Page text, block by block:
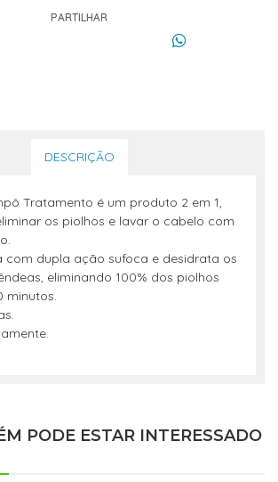
PARTILHAR
DESCRIÇÃO
Tratamento é um produto 2 em 1,
os piolhos e lavar o cabelo com
com dupla ação sufoca e desidrata os
eliminando 100% dos piolhos
minutos.
PODE ESTAR INTERESSADO